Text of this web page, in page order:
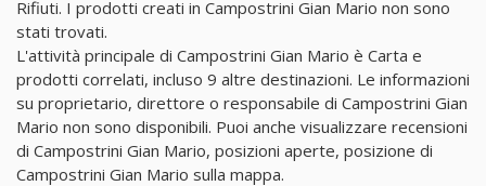
Rifiuti. I prodotti creati in Campostrini Gian Mario non sono
stati trovati.
L'attività principale di Campostrini Gian Mario è Carta e
prodotti correlati, incluso 9 altre destinazioni. Le informazioni
su proprietario, direttore o responsabile di Campostrini Gian
Mario non sono disponibili. Puoi anche visualizzare recensioni
di Campostrini Gian Mario, posizioni aperte, posizione di
Campostrini Gian Mario sulla mappa.